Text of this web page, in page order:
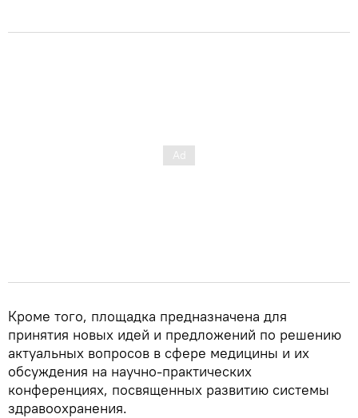
Кроме того, площадка предназначена для
принятия новых идей и предложений по решению
актуальных вопросов в сфере медицины и их
обсуждения на научно-практических
конференциях, посвященных развитию системы
здравоохранения.